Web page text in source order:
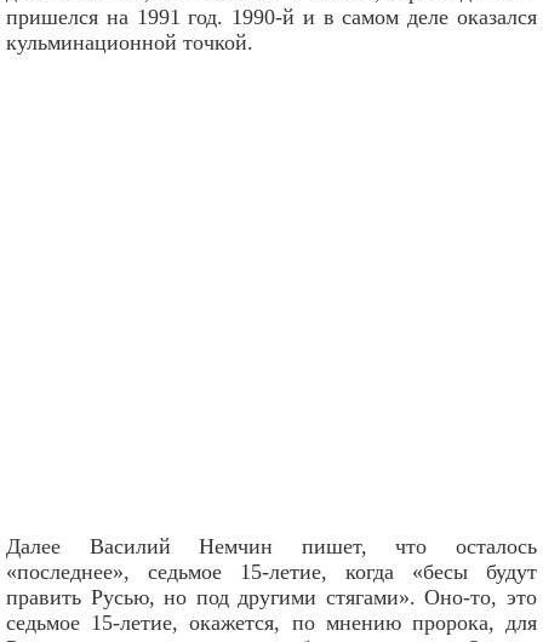
пришелся на 1991 год. 1990-й и в самом деле оказался
кульминационной точкой.
Далее Василий Немчин пишет, что осталось
«последнее», седьмое 15-летие, когда «бесы будут
править Русью, но под другими стягами». Оно-то, это
седьмое 15-летие, окажется, по мнению пророка, для